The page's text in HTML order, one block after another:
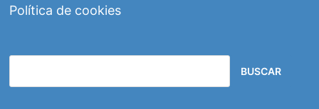
Política de cookies
BUSCAR